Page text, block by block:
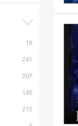
16
241
207
145
212